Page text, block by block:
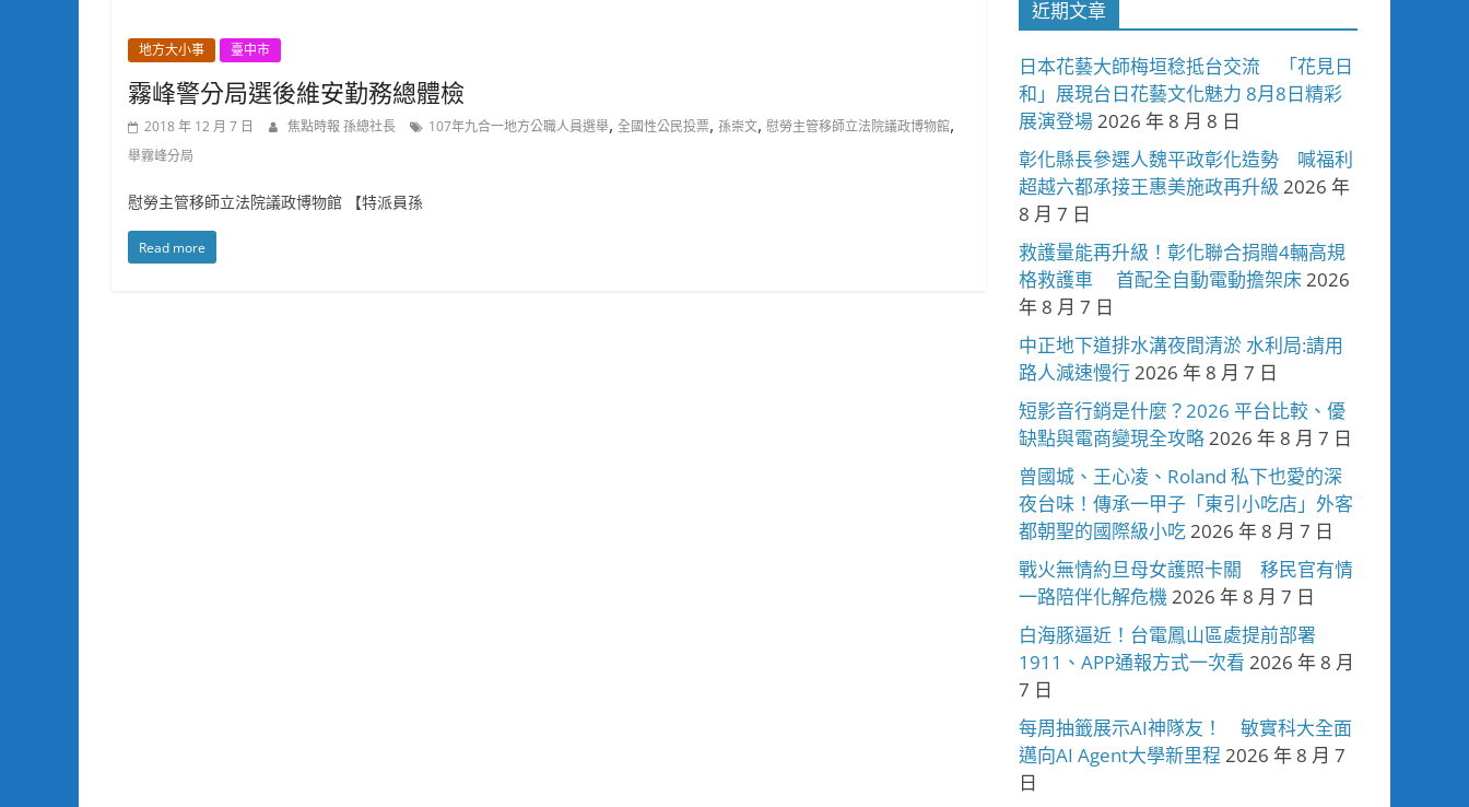
地方大小事 臺中市
霧峰警分局選後維安勤務總體檢
2018 年 12 月 7 日 焦點時報 孫總社長 107年九合一地方公職人員選舉, 全國性公民投票, 孫崇文, 慰勞主管移師立法院議政博物館,
舉霧峰分局
慰勞主管移師立法院議政博物館 【特派員孫
Read more
近期文章
日本花藝大師梅垣稔抵台交流 「花見日
和」展現台日花藝文化魅力 8月8日精彩
展演登場2026 年 8 月 8 日
彰化縣長參選人魏平政彰化造勢 喊福利
超越六都承接王惠美施政再升級 2026 年
8 月 7 日
救護量能再升級！彰化聯合捐贈4輛高規
格救護車 首配全自動電動擔架床2026
年 8 月 7 日
中正地下道排水溝夜間清淤 水利局:請用
路人減速慢行2026 年 8 月 7 日
短影音行銷是什麼？2026 平台比較、優
缺點與電商變現全攻略2026 年 8 月 7 日
曾國城、王心凌、Roland 私下也愛的深
夜台味！傳承一甲子「東引小吃店」外客
都朝聖的國際級小吃2026 年 8 月 7 日
戰火無情約旦母女護照卡關 移民官有情
一路陪伴化解危機2026 年 8 月 7 日
白海豚逼近！台電鳳山區處提前部署
1911、APP通報方式一次看 2026 年 8 月
7 日
每周抽籤展示AI神隊友！ 敏實科大全面
邁向AI Agent大學新里程 2026 年 8 月 7
日